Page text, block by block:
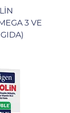
3 VE